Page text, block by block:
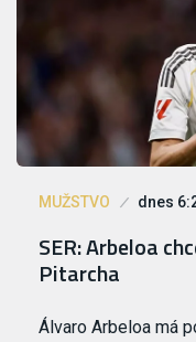
MUŽSTVO dnes
SER: Arbeloa
Pitarcha
Álvaro Arbeloa má